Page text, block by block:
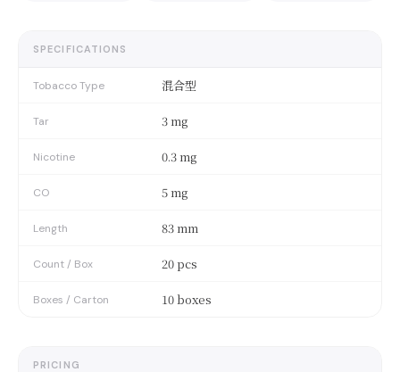
SPECIFICATIONS
Tobacco Type 混合型
Tar 3 mg
Nicotine 0.3 mg
CO 5 mg
Length 83 mm
Count / Box 20 pcs
Boxes / Carton 10 boxes
PRICING